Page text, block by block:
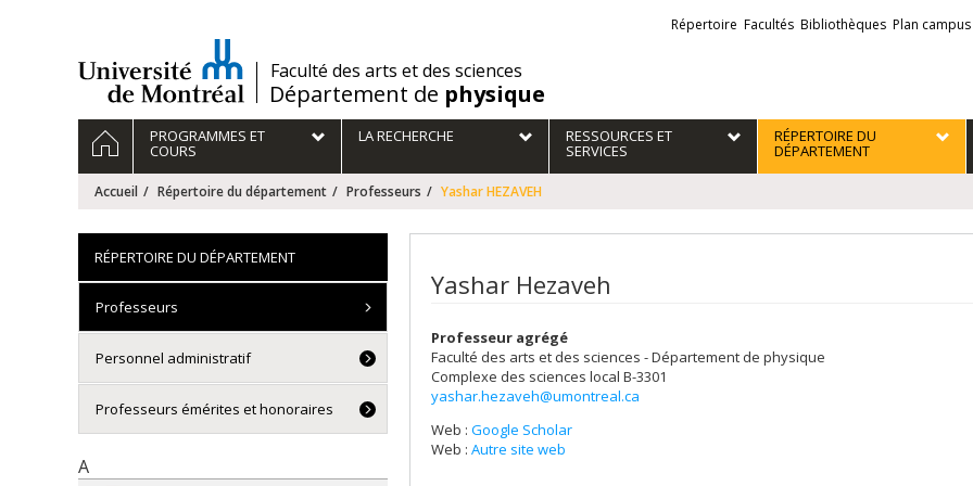
/Faculté des arts et des sciences
Département de physique
Liens
externes
Répertoire Facultés Bibliothèques Plan campus
Navigation
principale
ACCUEILPROGRAMMES ET
COURS
LA RECHERCHE RESSOURCES ET
SERVICES
RÉPERTOIRE DU
DÉPARTEMENT
Accueil Répertoire du département Professeurs Yashar HEZAVEH
Yashar Hezaveh
Professeur agrégé
Faculté des arts et des sciences - Département de physique
Complexe des sciences local B-3301
yashar.hezaveh@umontreal.ca
Web : Google Scholar
Web : Autre site web
RÉPERTOIRE DU DÉPARTEMENT
Professeurs
Personnel administratif
Professeurs émérites et honoraires
A